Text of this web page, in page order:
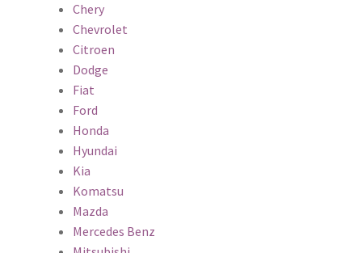
Chery
Chevrolet
Citroen
Dodge
Fiat
Ford
Honda
Hyundai
Kia
Komatsu
Mazda
Mercedes Benz